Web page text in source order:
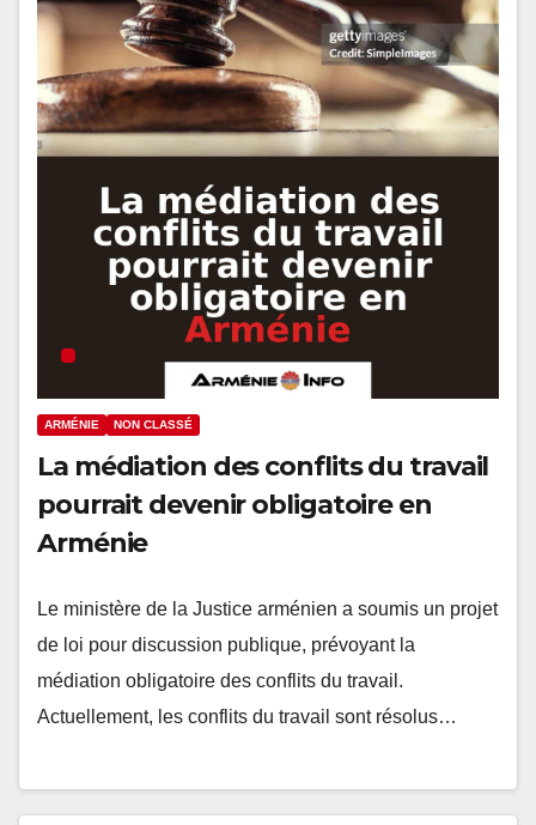
ARMÉNIE NON CLASSÉ
La médiation des conflits du travail
pourrait devenir obligatoire en
Arménie
Le ministère de la Justice arménien a soumis un projet
de loi pour discussion publique, prévoyant la
médiation obligatoire des conflits du travail.
Actuellement, les conflits du travail sont résolus…